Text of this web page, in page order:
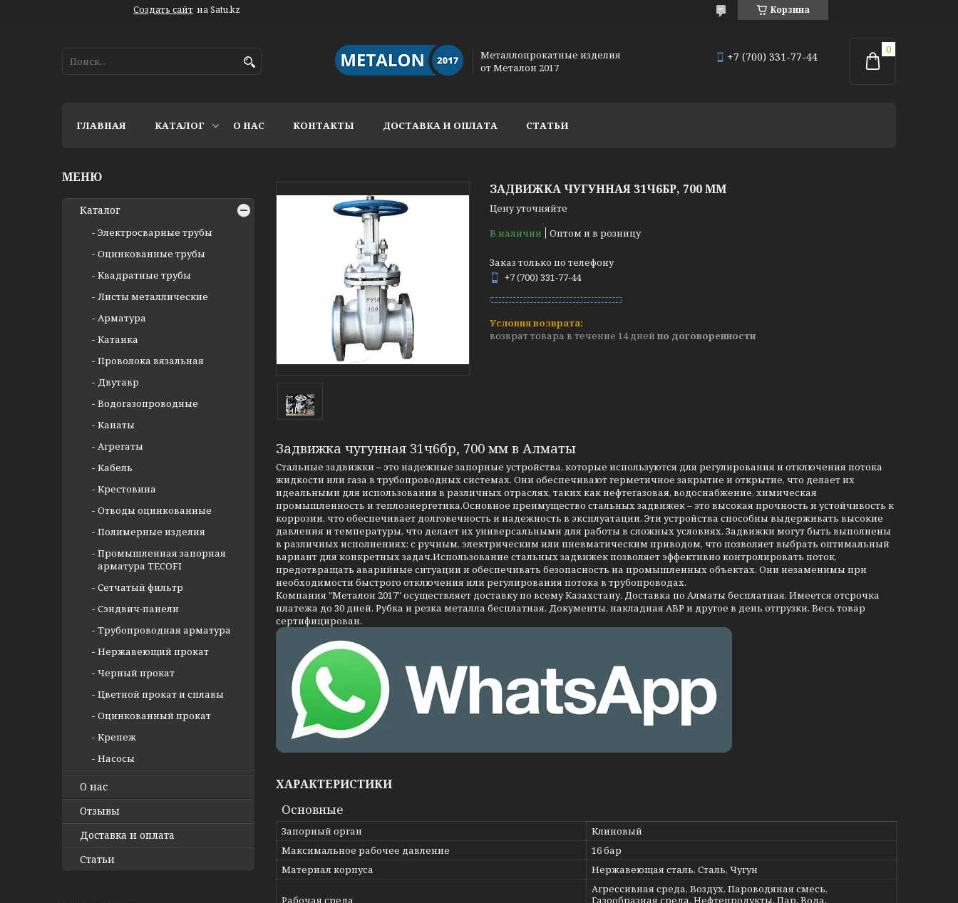
Создать сайт на Satu.kz Корзина
Металлопрокатные изделия
от Металон 2017
+7 (700) 331-77-44
ГЛАВНАЯ КАТАЛОГ О НАС КОНТАКТЫ ДОСТАВКА И ОПЛАТА СТАТЬИ
ЗАДВИЖКА ЧУГУННАЯ 31Ч6БР, 700 ММ
Цену уточняйте
В наличии
Оптом и в розницу
Заказ только по телефону
+7 (700) 331-77-44
возврат товара в течение 14 дней по договоренности
Задвижка чугунная 31ч6бр, 700 мм в Алматы
Стальные задвижки – это надежные запорные устройства, которые используются для регулирования и отключения потока
жидкости или газа в трубопроводных системах. Они обеспечивают герметичное закрытие и открытие, что делает их
идеальными для использования в различных отраслях, таких как нефтегазовая, водоснабжение, химическая
промышленность и теплоэнергетика.Основное преимущество стальных задвижек – это высокая прочность и устойчивость к
коррозии, что обеспечивает долговечность и надежность в эксплуатации. Эти устройства способны выдерживать высокие
давления и температуры, что делает их универсальными для работы в сложных условиях. Задвижки могут быть выполнены
в различных исполнениях: с ручным, электрическим или пневматическим приводом, что позволяет выбрать оптимальный
вариант для конкретных задач.Использование стальных задвижек позволяет эффективно контролировать поток,
предотвращать аварийные ситуации и обеспечивать безопасность на промышленных объектах. Они незаменимы при
необходимости быстрого отключения или регулирования потока в трубопроводах.
Компания "Металон 2017" осуществляет доставку по всему Казахстану. Доставка по Алматы бесплатная. Имеется отсрочка
платежа до 30 дней. Рубка и резка металла бесплатная. Документы, накладная АВР и другое в день отгрузки. Весь товар
сертифицирован.
ХАРАКТЕРИСТИКИ
Основные
Запорный орган
Клиновый
Максимальное рабочее давление
16 бар
Материал корпуса
Нержавеющая сталь, Сталь, Чугун
Рабочая среда
Агрессивная среда, Воздух, Пароводяная смесь,
Газообразная среда, Нефтепродукты, Пар, Вода,
Каталог
Электросварные трубы
Оцинкованные трубы
Квадратные трубы
Листы металлические
Арматура
Катанка
Проволока вязальная
Двутавр
Водогазопроводные
Канаты
Агрегаты
Кабель
Крестовина
Отводы оцинкованные
Полимерные изделия
Промышленная запорная
арматура TECOFI
Сетчатый фильтр
Сэндвич-панели
Трубопроводная арматура
Нержавеющий прокат
Черный прокат
Цветной прокат и сплавы
Оцинкованный прокат
Крепеж
Насосы
О нас
Отзывы
Доставка и оплата
Статьи